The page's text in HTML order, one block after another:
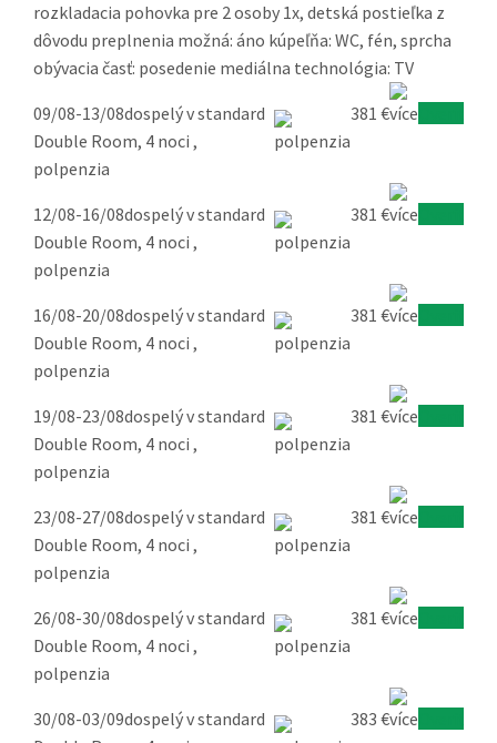
rozkladacia pohovka pre 2 osoby 1x, detská postieľka z
dôvodu preplnenia možná: áno kúpeľňa: WC, fén, sprcha
obývacia časť: posedenie mediálna technológia: TV
09/08-13/08dospelý v standard
Double Room, 4 noci ,
polpenzia
381 €
12/08-16/08dospelý v standard
Double Room, 4 noci ,
polpenzia
381 €
16/08-20/08dospelý v standard
Double Room, 4 noci ,
polpenzia
381 €
19/08-23/08dospelý v standard
Double Room, 4 noci ,
polpenzia
381 €
23/08-27/08dospelý v standard
Double Room, 4 noci ,
polpenzia
381 €
26/08-30/08dospelý v standard
Double Room, 4 noci ,
polpenzia
381 €
30/08-03/09dospelý v standard
383 €